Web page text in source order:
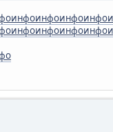
инфоинфоинфоинфо
инфоинфоинфоинфо